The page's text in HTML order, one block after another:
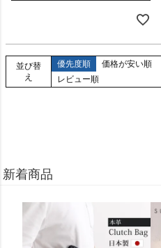
並び替
え
優先度順 価格が安い順
レビュー順
新着商品